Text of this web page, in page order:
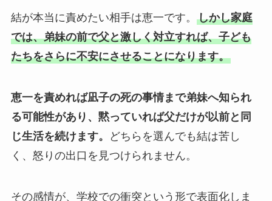
結が本当に責めたい相手は恵一です。 しかし家庭
では、弟妹の前で父と激しく対立すれば、子ども
たちをさらに不安にさせることになります。
恵一を責めれば凪子の死の事情まで弟妹へ知られ
る可能性があり、黙っていれば父だけが以前と同
じ生活を続けます。
どちらを選んでも結は苦し
く、怒りの出口を見つけられません。
その感情が、学校での衝突という形で表面化しま